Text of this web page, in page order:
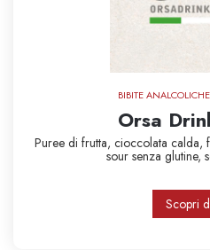
BIBITE
Orsa
Puree di frutta, cioccolata calda,
sour senza glutine,
Scopri